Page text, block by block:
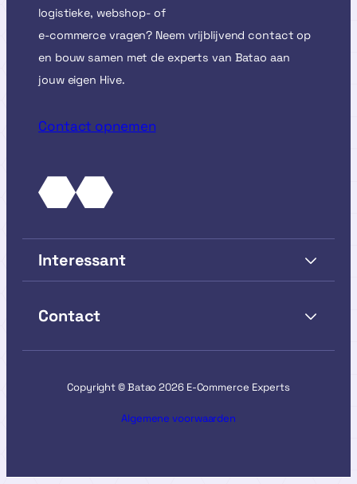
logistieke, webshop- of
e-commerce vragen? Neem vrijblijvend contact op
en bouw samen met de experts van Batao aan
jouw eigen Hive.
Contact opnemen
Interessant
Contact
Copyright © Batao 2026 E-Commerce Experts
Algemene voorwaarden